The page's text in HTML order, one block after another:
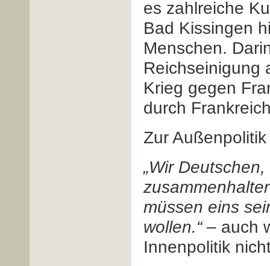
es zahlreiche
Bad Kissingen
Menschen.
Reichseinigung
Krieg gegen
durch
Zur
„Wir
müssen eins
wollen.“– auch
Innenpolitik